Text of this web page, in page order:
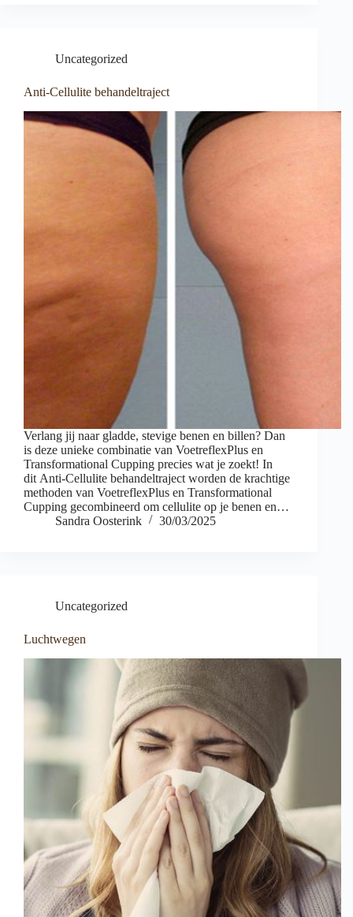
Uncategorized
Anti-Cellulite behandeltraject
Verlang jij naar gladde, stevige benen en billen? Dan
is deze unieke combinatie van VoetreflexPlus en
Transformational Cupping precies wat je zoekt! In
dit Anti-Cellulite behandeltraject worden de krachtige
methoden van VoetreflexPlus en Transformational
Cupping gecombineerd om cellulite op je benen en…
Sandra Oosterink
30/03/2025
Uncategorized
Luchtwegen